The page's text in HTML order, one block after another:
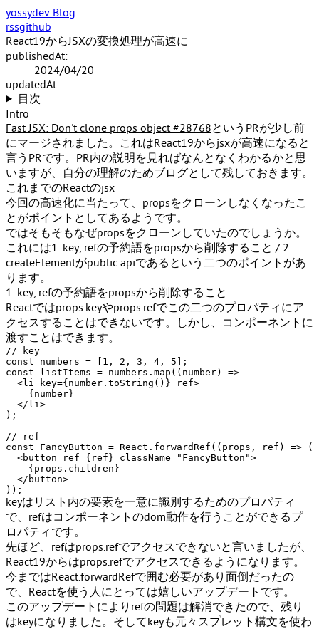
yossydev Blog
rssgithub
React19からJSXの変換処理が高速に
publishedAt:
2024/04/20
updatedAt:
目次
Intro
Fast JSX: Don't clone props object #28768というPRが少し前
にマージされました。これはReact19からjsxが高速になると
言うPRです。PR内の説明を見ればなんとなくわかるかと思
いますが、自分の理解のためブログとして残しておきます。
これまでのReactのjsx
今回の高速化に当たって、propsをクローンしなくなったこ
とがポイントとしてあるようです。
ではそもそもなぜpropsをクローンしていたのでしょうか。
これには1. key, refの予約語をpropsから削除すること / 2.
createElementがpublic apiである という二つのポイントがあ
ります。
1. key, refの予約語をpropsから削除すること
Reactではprops.keyやprops.refでこの二つのプロパティにア
クセスすることはできないです。しかし、コンポーネントに
渡すことはできます。
// key
const numbers = [ 1 , 2 , 3 , 4 , 5
const listItems = numbers. map ( ( number) =>
<li key={number.toString()} ref>
    {number}
</ li>
);
// ref
const
FancyButton = React . forwardRef ( ( props, ref ) => (
<button ref={ref} className="FancyButton">
    {props.children}
</ button>
keyはリスト内の要素を一意に識別するためのプロパティ
で、refはコンポーネントのdom動作を行うことができるプ
ロパティです。
先ほど、refはprops.refでアクセスできないと言いましたが、
React19からはprops.refでアクセスできるようになります。
今まではReact.forwardRefで囲む必要があり面倒だったの
で、Reactを使う人にとっては嬉しいアップデートです。
このアップデートによりrefの問題は解消できたので、残り
はkeyになりました。そしてkeyも元々スプレット構文を使わ